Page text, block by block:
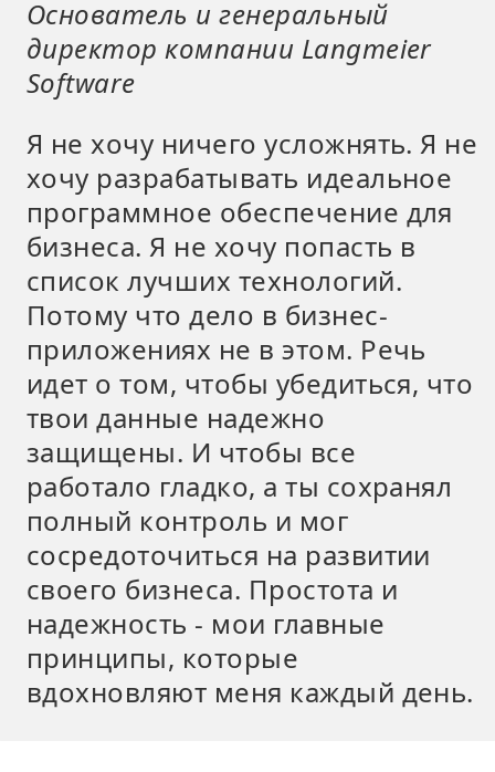
Основатель и генеральный
директор компании Langmeier
Software
Я не хочу ничего усложнять. Я не
хочу разрабатывать идеальное
программное обеспечение для
бизнеса. Я не хочу попасть в
список лучших технологий.
Потому что дело в бизнес-
приложениях не в этом. Речь
идет о том, чтобы убедиться, что
твои данные надежно
защищены. И чтобы все
работало гладко, а ты сохранял
полный контроль и мог
сосредоточиться на развитии
своего бизнеса. Простота и
надежность - мои главные
принципы, которые
вдохновляют меня каждый день.